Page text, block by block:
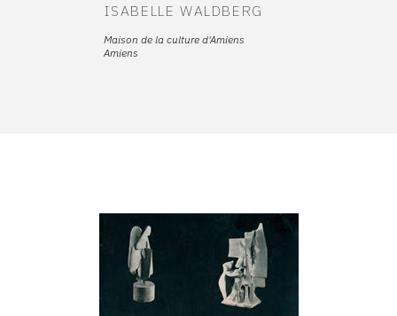
ISABELLE WALDBERG
Maison de la culture d'Amiens
Amiens